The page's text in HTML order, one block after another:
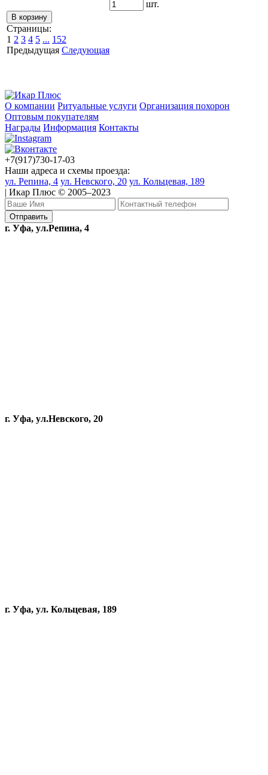
шт.
Страницы:
1 2 3 4 5 ... 152
Предыдущая Следующая
О компании Ритуальные услуги Организация похорон
Оптовым покупателям
Награды Информация Контакты
+7(917)730-17-03
Наши адреса и схемы проезда:
ул. Репина, 4 ул. Невского, 20 ул. Кольцевая, 189
| Икар Плюс © 2005–2023
г. Уфа, ул.Репина, 4
г. Уфа, ул.Невского, 20
г. Уфа, ул. Кольцевая, 189